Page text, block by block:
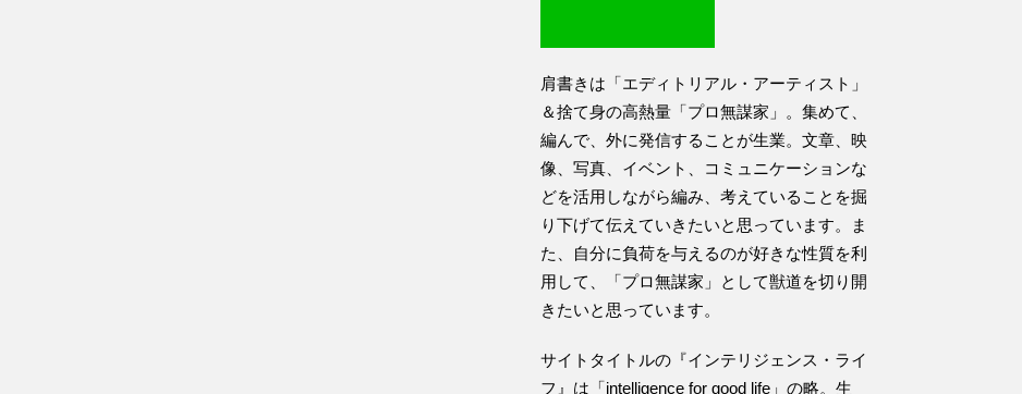
肩書きは「エディトリアル・アーティスト」
＆捨て身の高熱量「プロ無謀家」。集めて、
編んで、外に発信することが生業。文章、映
像、写真、イベント、コミュニケーションな
どを活用しながら編み、考えていることを掘
り下げて伝えていきたいと思っています。ま
た、自分に負荷を与えるのが好きな性質を利
用して、「プロ無謀家」として獣道を切り開
きたいと思っています。
サイトタイトルの『インテリジェンス・ライ
フ』は「intelligence for good life」の略。生